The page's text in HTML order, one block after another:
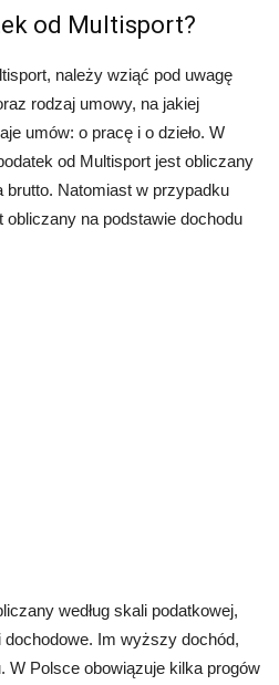
od Multisport?
należy wziąć pod uwagę
rodzaj umowy, na jakiej
umów: o pracę i o dzieło. W
od Multisport jest obliczany
brutto. Natomiast w przypadku
obliczany na podstawie dochodu
według skali podatkowej,
dochodowe. Im wyższy dochód,
Polsce obowiązuje kilka progów